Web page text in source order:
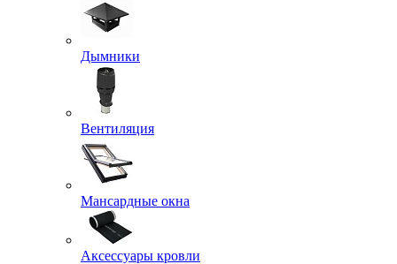
Дымники
Вентиляция
Мансардные окна
Аксессуары кровли